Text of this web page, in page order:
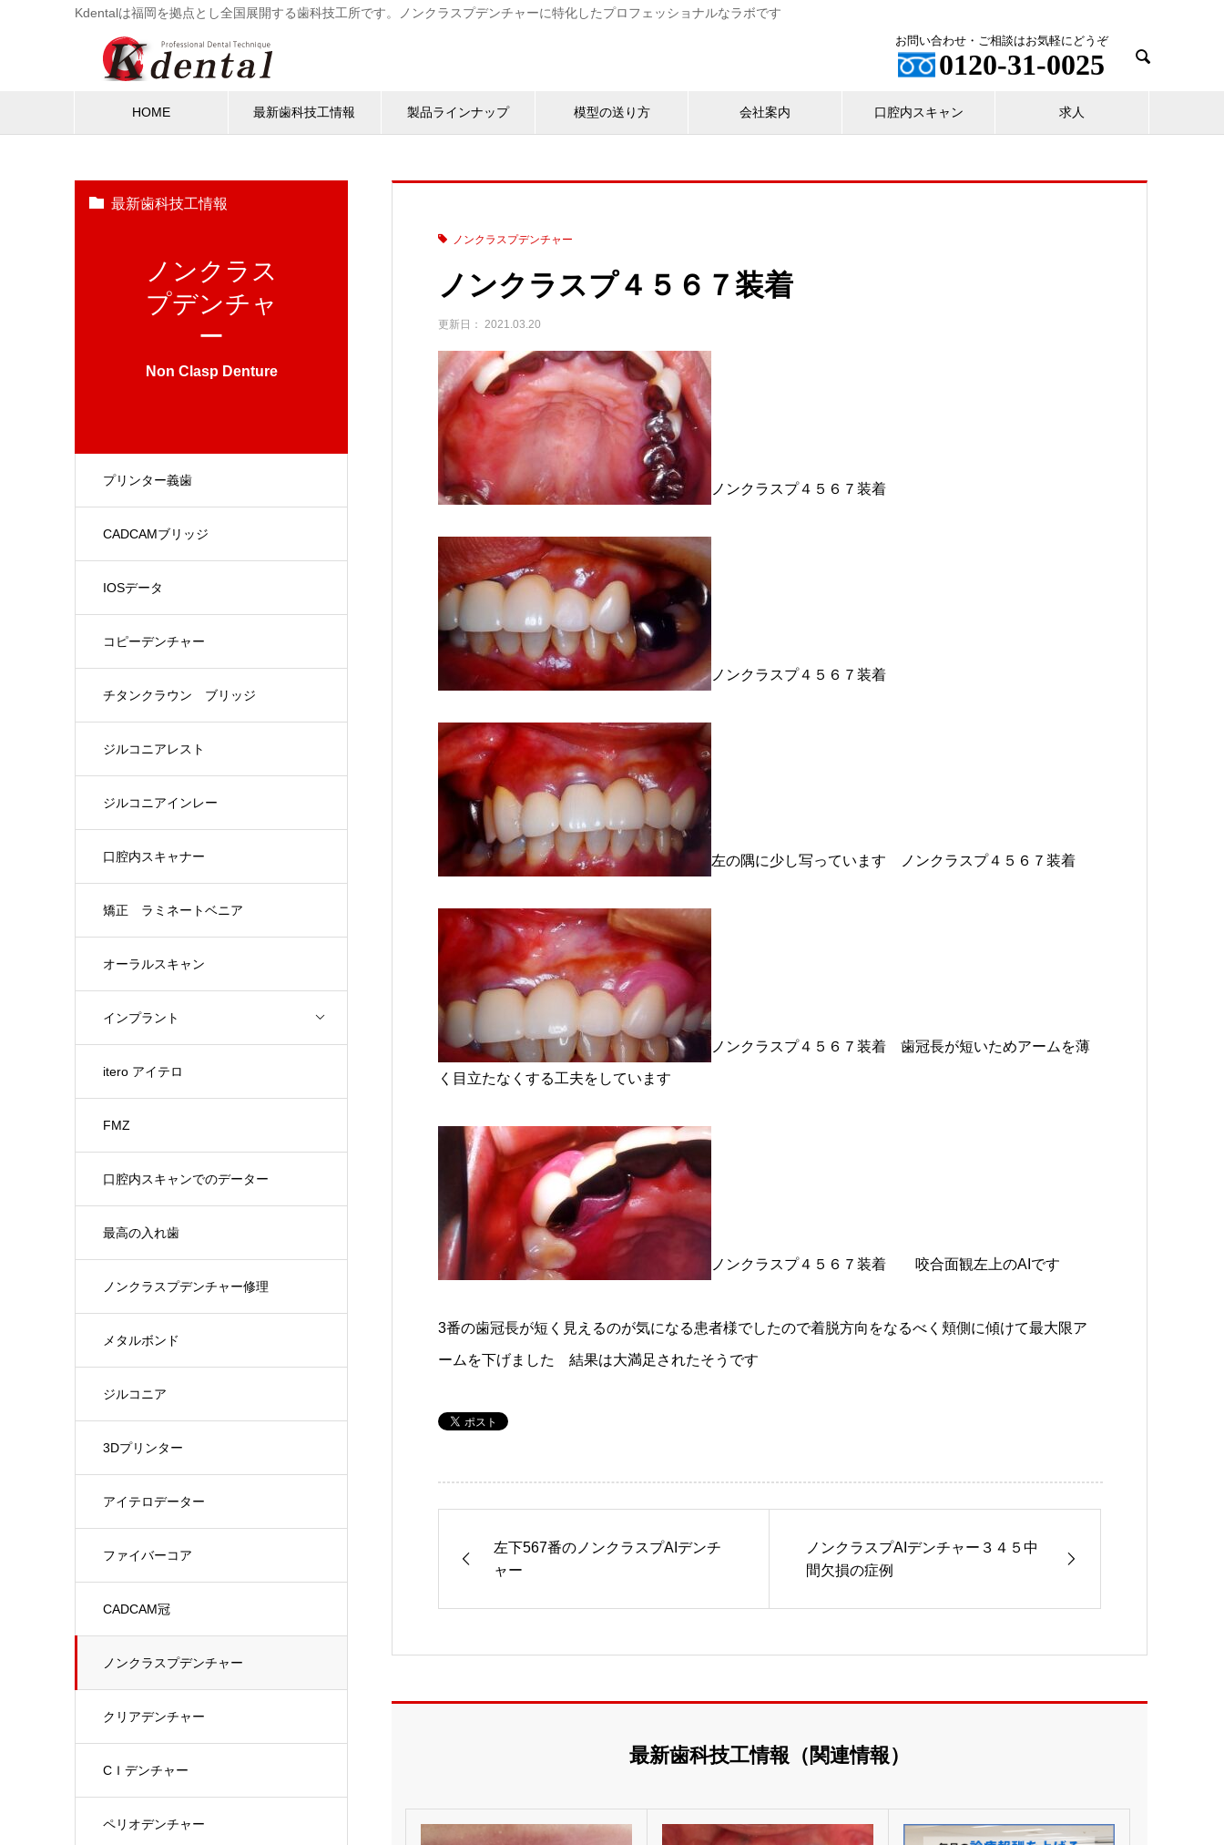
Kdentalは福岡を拠点とし全国展開する歯科技工所です。ノンクラスプデンチャーに特化したプロフェッショナルなラボです
お問い合わせ・ご相談はお気軽にどうぞ
0120-31-0025 
HOME 最新歯科技工情報 製品ラインナップ 模型の送り方 会社案内 口腔内スキャン 求人
最新歯科技工情報
ノンクラス
プデンチャ
ー
Non Clasp Denture
プリンター義歯
CADCAMブリッジ
IOSデータ
コピーデンチャー
チタンクラウン ブリッジ
ジルコニアレスト
ジルコニアインレー
口腔内スキャナー
矯正 ラミネートベニア
オーラルスキャン
インプラント
itero アイテロ
FMZ
口腔内スキャンでのデーター
最高の入れ歯
ノンクラスプデンチャー修理
メタルボンド
ジルコニア
3Dプリンター
アイテロデーター
ファイバーコア
CADCAM冠
ノンクラスプデンチャー
クリアデンチャー
CＩデンチャー
ペリオデンチャー
ノンクラスプデンチャー
ノンクラスプ４５６７装着
2021.03.20
ノンクラスプ４５６７装着
ノンクラスプ４５６７装着
左の隅に少し写っています ノンクラスプ４５６７装着
ノンクラスプ４５６７装着 歯冠長が短いためアームを薄
く目立たなくする工夫をしています
ノンクラスプ４５６７装着 咬合面観左上のAIです
3番の歯冠長が短く見えるのが気になる患者様でしたので着脱方向をなるべく頬側に傾けて最大限ア
ームを下げました 結果は大満足されたそうです
左下567番のノンクラスプAIデンチ
ャー
ノンクラスプAIデンチャー３４５中
間欠損の症例
最新歯科技工情報（関連情報）